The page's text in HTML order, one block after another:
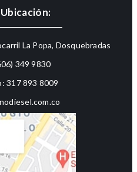
La Popa, Dosquebradas
349 9830
317 893 8009